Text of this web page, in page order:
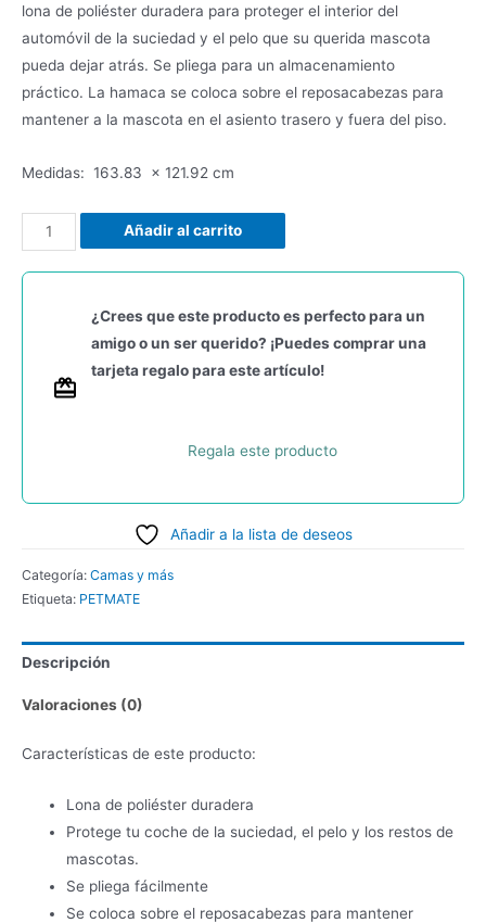
lona de poliéster duradera para proteger el interior del
automóvil de la suciedad y el pelo que su querida mascota
pueda dejar atrás. Se pliega para un almacenamiento
práctico. La hamaca se coloca sobre el reposacabezas para
mantener a la mascota en el asiento trasero y fuera del piso.
Medidas: 163.83 x 121.92 cm
Añadir al carrito
¿Crees que este producto es perfecto para un
amigo o un ser querido? ¡Puedes comprar una
tarjeta regalo para este artículo!
Regala este producto
Añadir a la lista de deseos
Categoría: Camas y más
Etiqueta: PETMATE
Descripción
Valoraciones (0)
Características de este producto:
Lona de poliéster duradera
Protege tu coche de la suciedad, el pelo y los restos de
mascotas.
Se pliega fácilmente
Se coloca sobre el reposacabezas para mantener